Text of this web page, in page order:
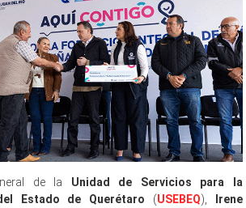
de la Unidad de Servicios para la
Estado de Querétaro (USEBEQ),
Irene